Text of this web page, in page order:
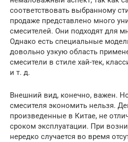
соответствовать выбранному
продаже представлено много
смесителей. Они подходят для
Однако есть специальные
довольно узкую область
смесители в стиле хай-тек,
и т. д.
Внешний вид, конечно, важен.
смесителя экономить нельзя.
произведенные в Китае, не
сроком эксплуатации. При
нередко случается во время